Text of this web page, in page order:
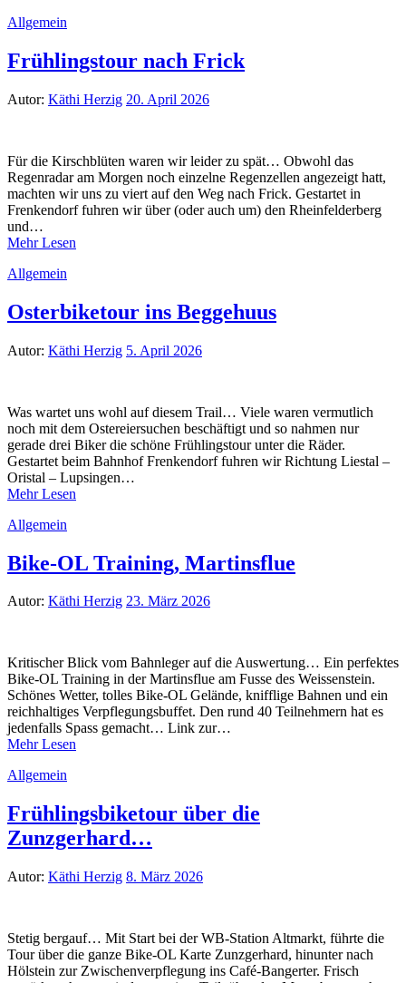
Allgemein
Frühlingstour nach Frick
Autor: Käthi Herzig 20. April 2026
Für die Kirschblüten waren wir leider zu spät… Obwohl das
Regenradar am Morgen noch einzelne Regenzellen angezeigt hatt,
machten wir uns zu viert auf den Weg nach Frick. Gestartet in
Frenkendorf fuhren wir über (oder auch um) den Rheinfelderberg
und…
Mehr Lesen
Allgemein
Osterbiketour ins Beggehuus
Autor: Käthi Herzig 5. April 2026
Was wartet uns wohl auf diesem Trail… Viele waren vermutlich
noch mit dem Ostereiersuchen beschäftigt und so nahmen nur
gerade drei Biker die schöne Frühlingstour unter die Räder.
Gestartet beim Bahnhof Frenkendorf fuhren wir Richtung Liestal –
Oristal – Lupsingen…
Mehr Lesen
Allgemein
Bike-OL Training, Martinsflue
Autor: Käthi Herzig 23. März 2026
Kritischer Blick vom Bahnleger auf die Auswertung… Ein perfektes
Bike-OL Training in der Martinsflue am Fusse des Weissenstein.
Schönes Wetter, tolles Bike-OL Gelände, knifflige Bahnen und ein
reichhaltiges Verpflegungsbuffet. Den rund 40 Teilnehmern hat es
jedenfalls Spass gemacht… Link zur…
Mehr Lesen
Allgemein
Frühlingsbiketour über die
Zunzgerhard…
Autor: Käthi Herzig 8. März 2026
Stetig bergauf… Mit Start bei der WB-Station Altmarkt, führte die
Tour über die ganze Bike-OL Karte Zunzgerhard, hinunter nach
Hölstein zur Zwischenverpflegung ins Café-Bangerter. Frisch